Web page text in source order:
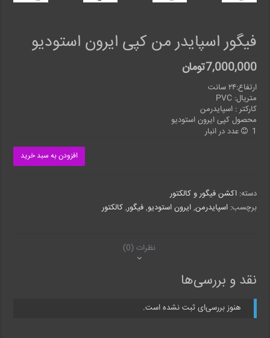
فیگور اسپایدر من کپی ایرون استودیو
7,000,000تومان
ارتفاع:۲۴ سانت
متریال: PVC
کارکتر : اسپایدرمن
محصول کپی ایرون استودیو
1 عدد در انبار
افزودن به سبد خرید
دسته:اکشن فیگور و کالکتور
برچسب:اسپایدرمن,ایرون استودیو,فیگور,کالکتور
نظرات (0)
نقد و بررسی‌ها
هنوز بررسی‌ای ثبت نشده است.